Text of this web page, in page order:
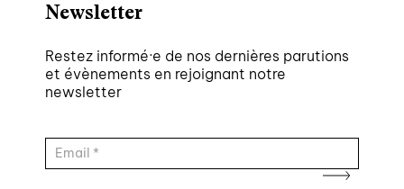
Newsletter
Restez informé·e de nos dernières parutions
et évènements en rejoignant notre
newsletter